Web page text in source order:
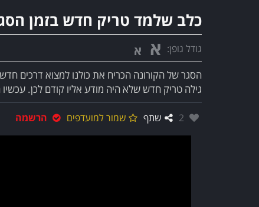
כלב שלמד טריק חדש בזמן
גודל גופן: א א
הסגר של הקורונה הכריח את כולנו למצוא דרכים
גילה טריק חדש שלא היה מודע אליו קודם לכן.
אהבו:
2 שתף שמור למועדפים הרשמה